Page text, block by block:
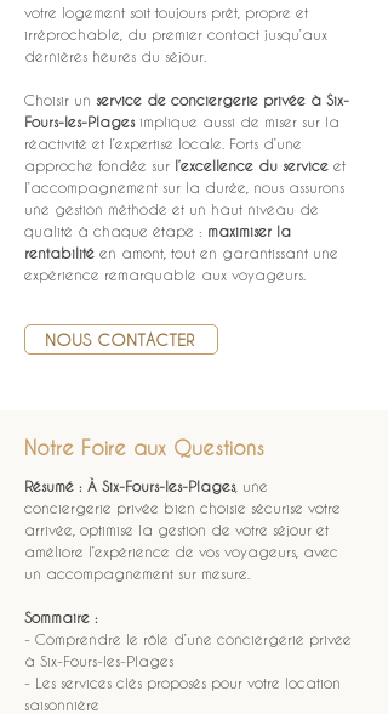
votre logement soit toujours prêt, propre et
irréprochable, du premier contact jusqu’aux
dernières heures du séjour.
Choisir un service de conciergerie privée à Six-
Fours-les-Plages implique aussi de miser sur la
réactivité et l’expertise locale. Forts d’une
approche fondée sur l’excellence du service et
l’accompagnement sur la durée, nous assurons
une gestion méthode et un haut niveau de
qualité à chaque étape : maximiser la
rentabilité en amont, tout en garantissant une
expérience remarquable aux voyageurs.
NOUS CONTACTER
Notre Foire aux Questions
Résumé : À Six-Fours-les-Plages, une
conciergerie privée bien choisie sécurise votre
arrivée, optimise la gestion de votre séjour et
améliore l’expérience de vos voyageurs, avec
un accompagnement sur mesure.
Sommaire :
- Comprendre le rôle d’une conciergerie privee
à Six-Fours-les-Plages
- Les services clés proposés pour votre location
saisonnière